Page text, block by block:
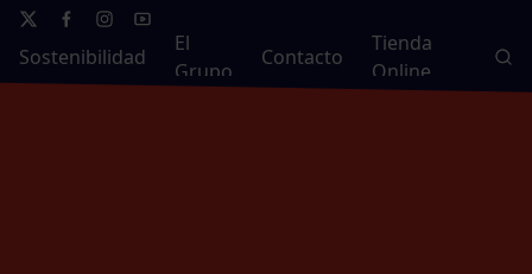
Sostenibilidad
El
Grupo
Contacto
Tienda
Online